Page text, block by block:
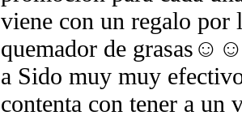
viene con un regalo por
quemador de
a Sido muy muy
contenta con tener a un